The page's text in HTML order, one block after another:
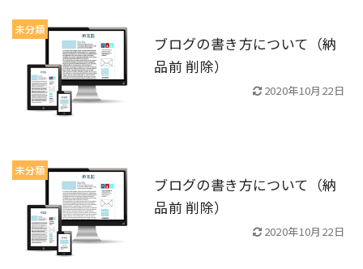
未分類
ブログの書き方について（納
品前 削除）
2020年10月22日
未分類
ブログの書き方について（納
品前 削除）
2020年10月22日